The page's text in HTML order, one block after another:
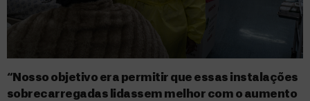
“Nosso objetivo era permitir que essas instalações
sobrecarregadas lidassem melhor com o aumento